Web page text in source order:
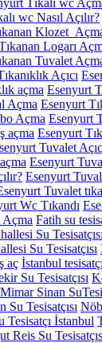
wc Nasıl Açılır?
Klozet
Logarı
Tuvalet
Açıcı
açma Esenyurt
Açma Esenyurt
Açma Esenyurt
açma Esenyurt
Tuvalet
Esenyurt
Esenyurt
Tuvalet
Wc Tıkandı
Açma Fatih su
Su Tesisatçısı
Su Tesisatçısı
aç İstanbul tesisatçı
Su Tesisatçısı
Mimar Sinan
Su Tesisatçısı
Tesisatçı İstanbul
Reis Su